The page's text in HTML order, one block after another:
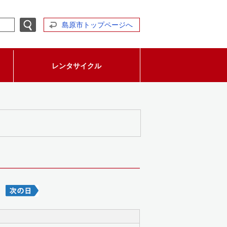
島原市トップページへ
レンタサイクル